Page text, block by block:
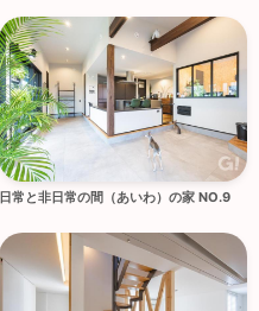
日常と非日常の間（あいわ）の家 NO.9